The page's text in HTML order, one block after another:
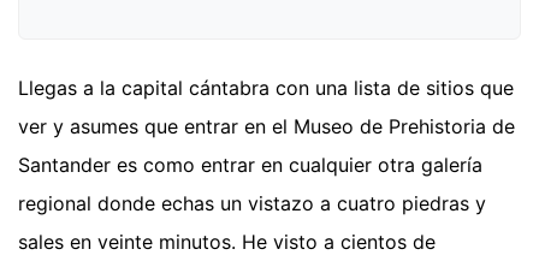
Llegas a la capital cántabra con una lista de sitios que
ver y asumes que entrar en el Museo de Prehistoria de
Santander es como entrar en cualquier otra galería
regional donde echas un vistazo a cuatro piedras y
sales en veinte minutos. He visto a cientos de